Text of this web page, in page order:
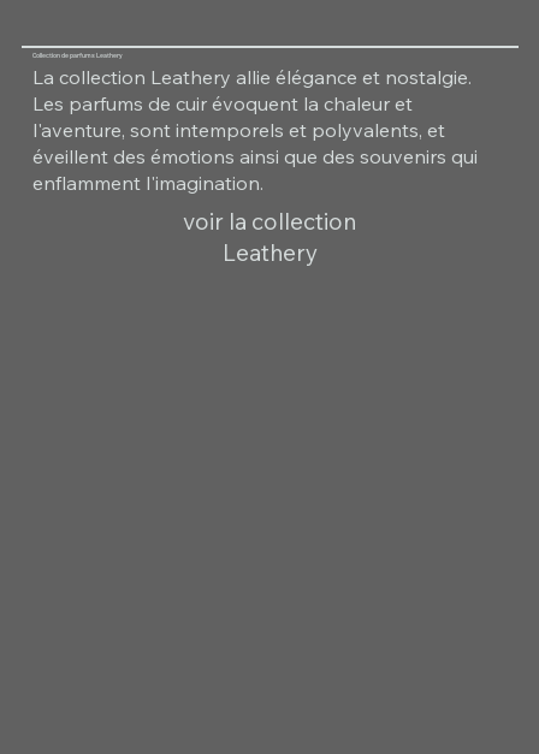
Collection de parfums Leathery
La collection Leathery allie élégance et nostalgie.
Les parfums de cuir évoquent la chaleur et
l'aventure, sont intemporels et polyvalents, et
éveillent des émotions ainsi que des souvenirs qui
enflamment l'imagination.
voir la collection
Leathery